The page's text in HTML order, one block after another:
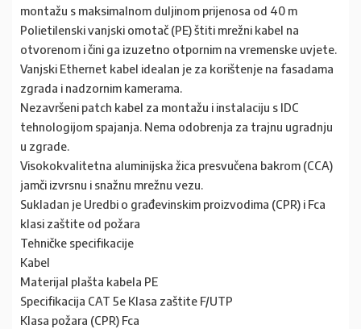
montažu s maksimalnom duljinom prijenosa od 40 m
Polietilenski vanjski omotač (PE) štiti mrežni kabel na
otvorenom i čini ga izuzetno otpornim na vremenske uvjete.
Vanjski Ethernet kabel idealan je za korištenje na fasadama
zgrada i nadzornim kamerama.
Nezavršeni patch kabel za montažu i instalaciju s IDC
tehnologijom spajanja. Nema odobrenja za trajnu ugradnju
u zgrade.
Visokokvalitetna aluminijska žica presvučena bakrom (CCA)
jamči izvrsnu i snažnu mrežnu vezu.
Sukladan je Uredbi o građevinskim proizvodima (CPR) i Fca
klasi zaštite od požara
Tehničke specifikacije
Kabel
Materijal plašta kabela PE
Specifikacija CAT 5e Klasa zaštite F/UTP
Klasa požara (CPR) Fca